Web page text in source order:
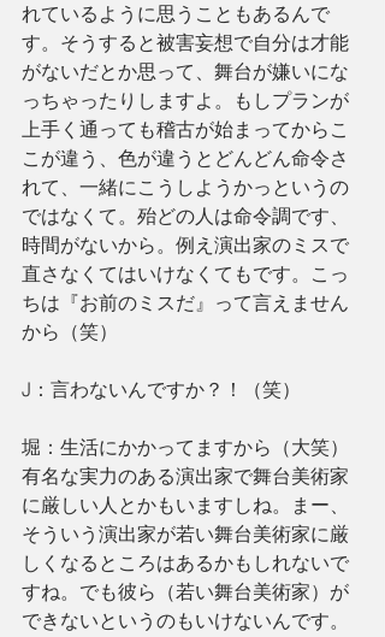
れているように思うこともあるんで
す。そうすると被害妄想で自分は才能
がないだとか思って、舞台が嫌いにな
っちゃったりしますよ。もしプランが
上手く通っても稽古が始まってからこ
こが違う、色が違うとどんどん命令さ
れて、一緒にこうしようかっというの
ではなくて。殆どの人は命令調です、
時間がないから。例え演出家のミスで
直さなくてはいけなくてもです。こっ
ちは『お前のミスだ』って言えません
から（笑）
J：言わないんですか？！（笑）
堀：生活にかかってますから（大笑）
有名な実力のある演出家で舞台美術家
に厳しい人とかもいますしね。まー、
そういう演出家が若い舞台美術家に厳
しくなるところはあるかもしれないで
すね。でも彼ら（若い舞台美術家）が
できないというのもいけないんです。